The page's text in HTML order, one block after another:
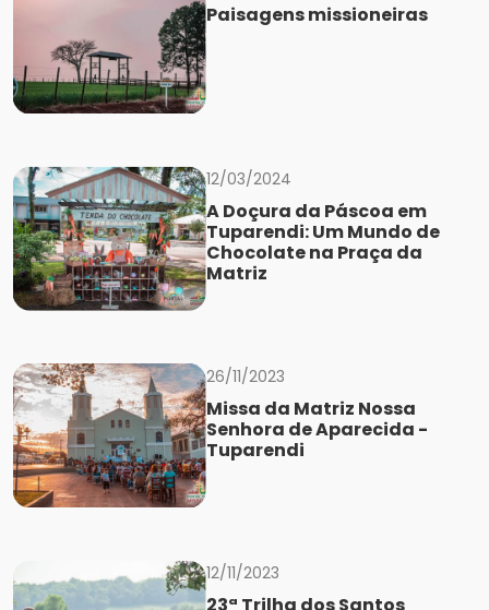
Paisagens missioneiras
12/03/2024
A Doçura da Páscoa em
Tuparendi: Um Mundo de
Chocolate na Praça da
Matriz
26/11/2023
Missa da Matriz Nossa
Senhora de Aparecida -
Tuparendi
12/11/2023